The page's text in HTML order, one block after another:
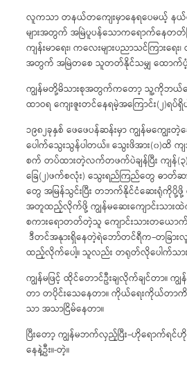
လူကသာ တနယ်တကျေးမှာနေရပေမယ့် နယ်
များအတွက် အမြဲပူပန်သောကရောက်နေတတ်ပ
ကျန်းမာရေး၊ ကလေးများပညာသင်ကြားရေး၊
အတွက် အမြဲတစေ သူတတ်နိုင်သမျှ ထောက်ပံ့
ကျွန်မတို့မိသားစုအတွက်ကတော့ သူ့ကိုဘယ်တ
ထာဝရ ကျေးဇူးတင်နေရမဲ့အကြောင်း(၂)ရပ်
၁၉၈၂ခုနှစ် ဖေဖေပန်ဆန်းမှာ ကျွန်မကျွေးတဲ့
ပေါက်သွေးသွန်ပါတယ်။ သွေးဖိအား(၀)ထိ က
စက် တပ်ထားတဲ့လက်တဖက်ပဲချန်ပြီး ကျ
ခြေ(၂)ဖက်စလုံး) သွေးရည်ကြည်တွေ ဓာတ်
တွေ အမြန်သွင်းပြီး တဘက်နိုင်ငံဆေးရုံကိုပို့ဖို့
အတူထည့်လိုက်ဖို့ ကျွန်မဆေးကျောင်းသားထဲ
စကားရောတတ်တဲ့သူ ကျောင်းသားတယောက်ရှ
ဒီတင်အနုားရှိနေတဲ့ရဲဘော်တင်ရီက–တခြား
ထည့်လိုက်ပေါ့။ သူလည်း တရုတ်လိုပေါက်သား
ကျွန်မဖြင့် ထိုင်တောင်ဦးချလိုက်ချင်တာ။ က
တာ တပိုင်းသေနေတာ။ ကိုယ်ရေးကိုယ်တာကိ
သာ အသာငြိမ်နေတာ။
ပြီးတော့ ကျွန်မဘက်လှည့်ပြီး–ဟိုရောက်ရင်
နေနဲ့ဦး။-တဲ့။